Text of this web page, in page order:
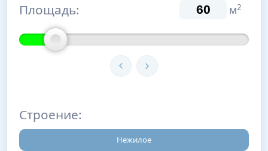
Площадь: м2
Строение:
Нежилое